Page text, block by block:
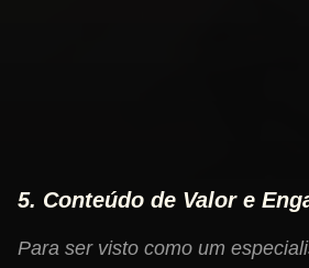
5. Conteúdo de Valor e
Para ser visto como um